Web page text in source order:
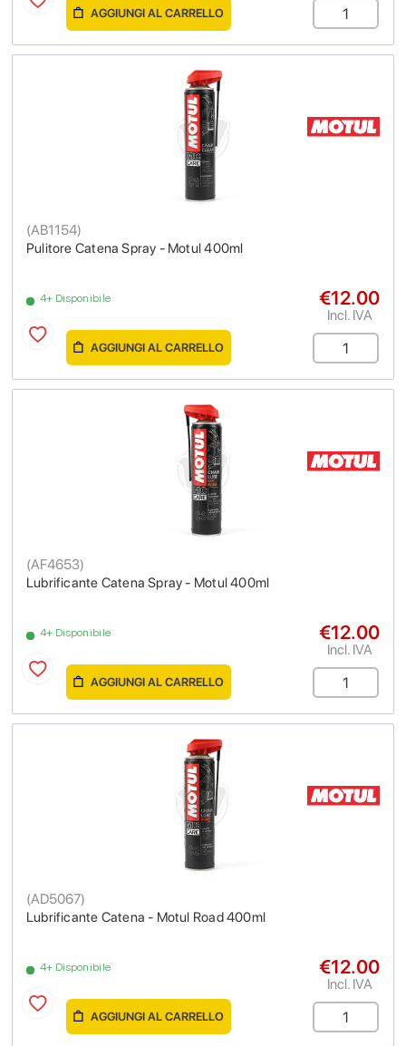
AGGIUNGI AL CARRELLO
Pulitore Catena Spray - Motul 400ml
(AB1154)
4+ Disponibile €12.00
Incl. IVA
AGGIUNGI AL CARRELLO
Lubrificante Catena Spray - Motul 400ml
(AF4653)
4+ Disponibile €12.00
Incl. IVA
AGGIUNGI AL CARRELLO
Lubrificante Catena - Motul Road 400ml
(AD5067)
4+ Disponibile €12.00
Incl. IVA
AGGIUNGI AL CARRELLO